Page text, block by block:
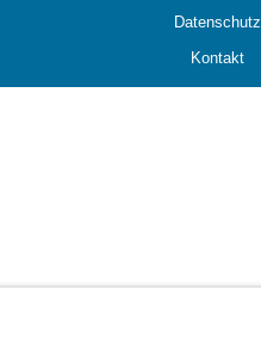
Datenschutz
Kontakt